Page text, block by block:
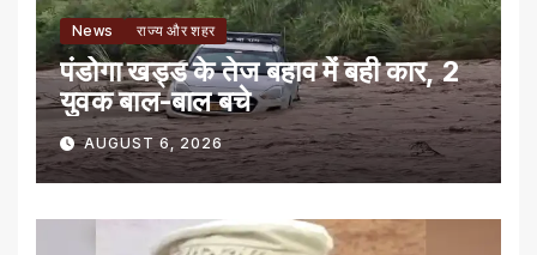
News राज्य और शहर
पंडोगा खड्ड के तेज बहाव में बही कार, 2
युवक बाल-बाल बचे
AUGUST 6, 2026